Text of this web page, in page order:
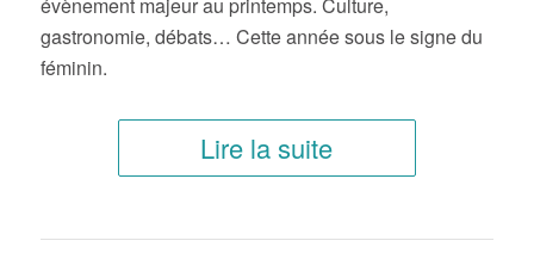
évènement majeur au printemps. Culture,
gastronomie, débats… Cette année sous le signe du
féminin.
Lire la suite